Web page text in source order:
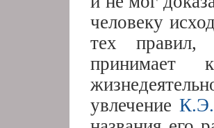
человеку
тех правил,
увлечениеК.Э.